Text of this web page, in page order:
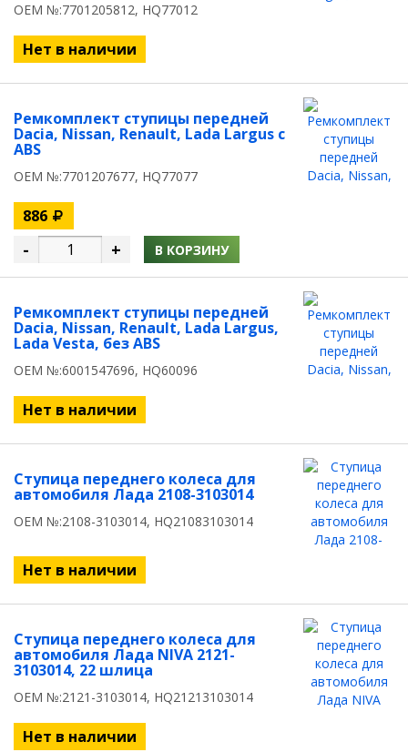
OEM №:7701205812, HQ77012
Нет в наличии
Ремкомплект ступицы передней
Dacia, Nissan, Renault, Lada Largus с
ABS
OEM №:7701207677, HQ77077
886
- + В КОРЗИНУ
Ремкомплект ступицы передней
Dacia, Nissan, Renault, Lada Largus,
Lada Vesta, без ABS
OEM №:6001547696, HQ60096
Нет в наличии
Ступица переднего колеса для
автомобиля Лада 2108-3103014
OEM №:2108-3103014, HQ21083103014
Нет в наличии
Ступица переднего колеса для
автомобиля Лада NIVA 2121-
3103014, 22 шлица
OEM №:2121-3103014, HQ21213103014
Нет в наличии